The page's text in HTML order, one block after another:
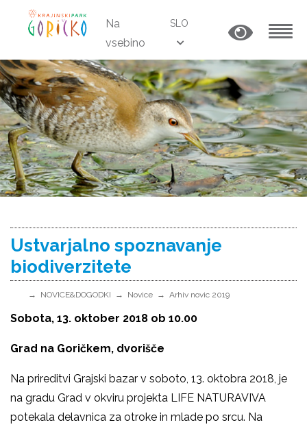
Na
vsebino
SLO
Ustvarjalno spoznavanje
biodiverzitete
NOVICE&DOGODKI Novice Arhiv novic 2019
Sobota, 13. oktober 2018 ob 10.00
Grad na Goričkem, dvorišče
Na prireditvi Grajski bazar v soboto, 13. oktobra 2018, je
na gradu Grad v okviru projekta LIFE NATURAVIVA
potekala delavnica za otroke in mlade po srcu. Na